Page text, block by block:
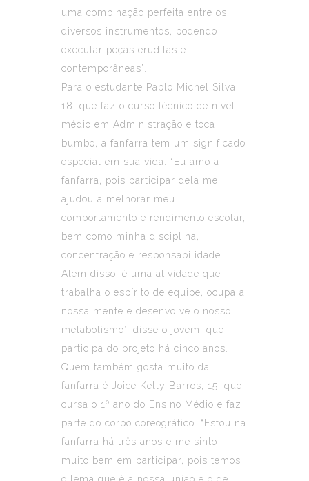
uma combinação perfeita entre os
diversos instrumentos, podendo
executar peças eruditas e
contemporâneas”.
Para o estudante Pablo Michel Silva,
18, que faz o curso técnico de nível
médio em Administração e toca
bumbo, a fanfarra tem um significado
especial em sua vida. “Eu amo a
fanfarra, pois participar dela me
ajudou a melhorar meu
comportamento e rendimento escolar,
bem como minha disciplina,
concentração e responsabilidade.
Além disso, é uma atividade que
trabalha o espírito de equipe, ocupa a
nossa mente e desenvolve o nosso
metabolismo”, disse o jovem, que
participa do projeto há cinco anos.
Quem também gosta muito da
fanfarra é Joice Kelly Barros, 15, que
cursa o 1º ano do Ensino Médio e faz
parte do corpo coreográfico. “Estou na
fanfarra há três anos e me sinto
muito bem em participar, pois temos
o lema que é a nossa união e o de